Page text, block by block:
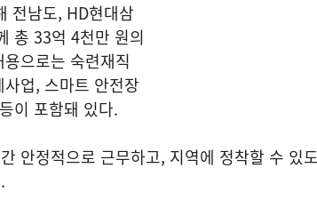
전남도, HD현대삼
총 33억 4천만 원의
으로는 숙련재직
업, 스마트 안전장
이 포함돼 있다.
안정적으로 근무하고, 지역에 정착할 수 있